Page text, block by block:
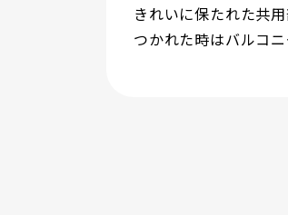
きれいに保たれた共
つかれた時はバルコ